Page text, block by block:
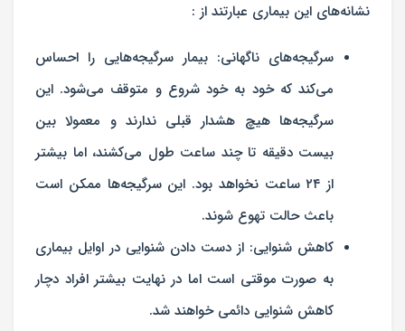
نشانه‌های این بیماری عبارتند از :
سرگیجه‌های ناگهانی: بیمار سرگیجه‌هایی را احساس
می‌کند که خود به خود شروع و متوقف می‌شود. این
سرگیجه‌ها هیچ هشدار قبلی ندارند و معمولا بین
بیست دقیقه تا چند ساعت طول می‌کشند، اما بیشتر
از ۲۴ ساعت نخواهد بود. این سرگیجه‌ها ممکن است
باعث حالت تهوع شوند.
کاهش شنوایی: از دست دادن شنوایی در اوایل بیماری
به صورت موقتی است اما در نهایت بیشتر افراد دچار
کاهش شنوایی دائمی خواهند شد.